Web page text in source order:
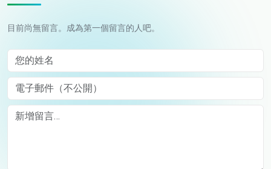
目前尚無留言。成為第一個留言的人吧。
您的姓名
電子郵件（不公開）
Comment